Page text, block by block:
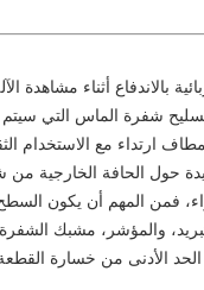
بالاندفاع أثناء
لتسليح شفرة الماس التي
ارتداء مع الاستخدام
حول الحافة الخارجية من
والمؤشر، مشبك
الأدنى من خسارة